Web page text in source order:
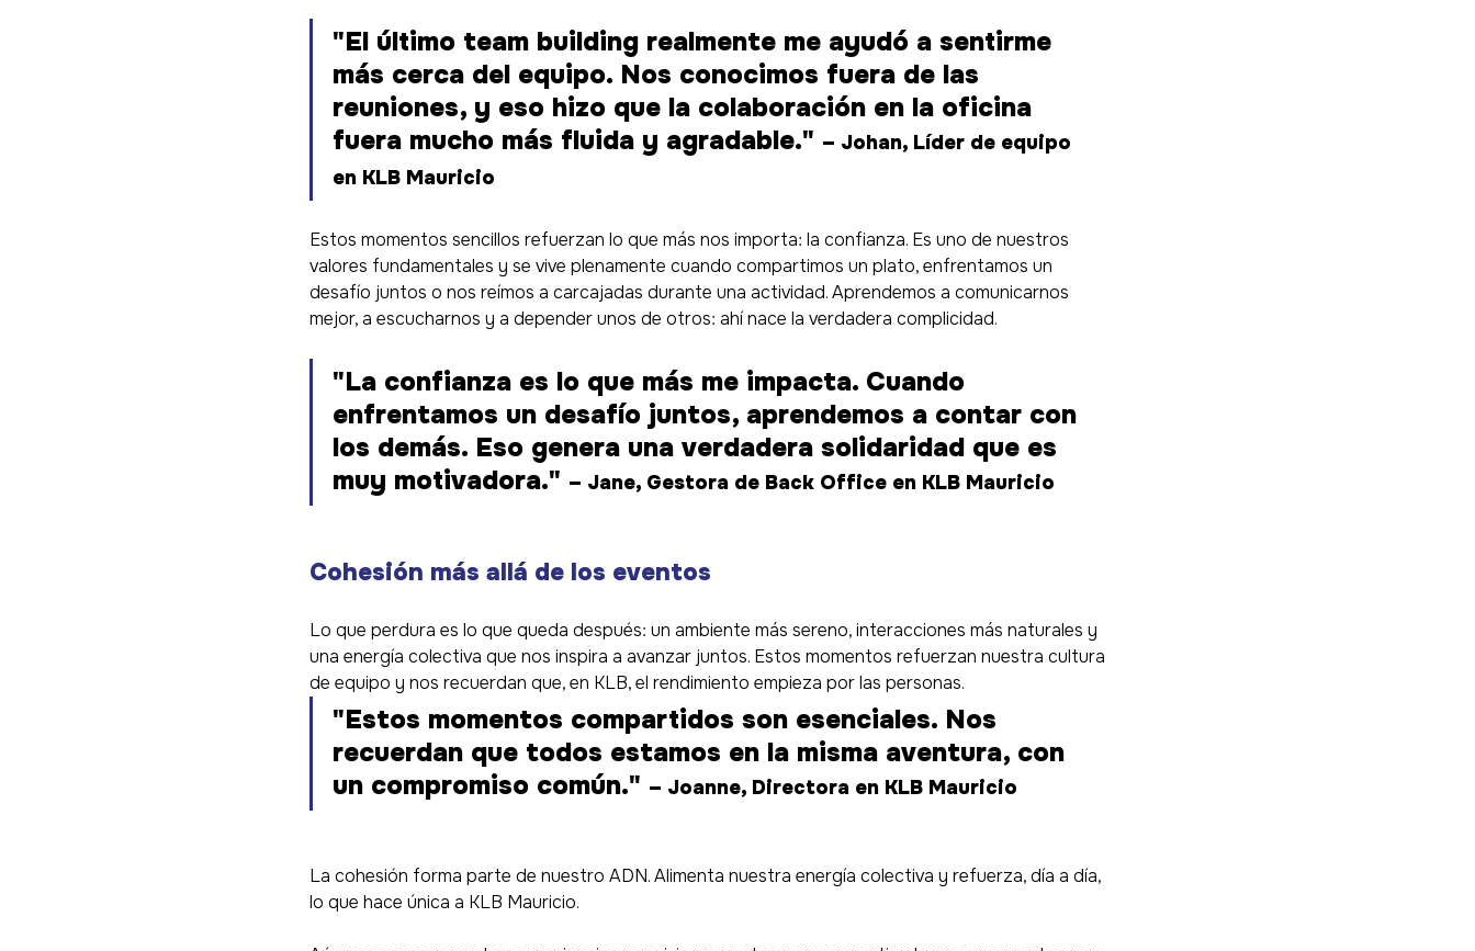
"El último team building realmente me ayudó a sentirme
más cerca del equipo. Nos conocimos fuera de las
reuniones, y eso hizo que la colaboración en la oficina
fuera mucho más fluida y agradable." – Johan, Líder de equipo
en KLB Mauricio
Estos momentos sencillos refuerzan lo que más nos importa: la confianza. Es uno de nuestros
valores fundamentales y se vive plenamente cuando compartimos un plato, enfrentamos un
desafío juntos o nos reímos a carcajadas durante una actividad. Aprendemos a comunicarnos
mejor, a escucharnos y a depender unos de otros: ahí nace la verdadera complicidad.
"La confianza es lo que más me impacta. Cuando
enfrentamos un desafío juntos, aprendemos a contar con
los demás. Eso genera una verdadera solidaridad que es
muy motivadora." – Jane, Gestora de Back Office en KLB Mauricio
Cohesión más allá de los eventos
Lo que perdura es lo que queda después: un ambiente más sereno, interacciones más naturales y
una energía colectiva que nos inspira a avanzar juntos. Estos momentos refuerzan nuestra cultura
de equipo y nos recuerdan que, en KLB, el rendimiento empieza por las personas.
"Estos momentos compartidos son esenciales. Nos
recuerdan que todos estamos en la misma aventura, con
un compromiso común." – Joanne, Directora en KLB Mauricio
La cohesión forma parte de nuestro ADN. Alimenta nuestra energía colectiva y refuerza, día a día,
lo que hace única a KLB Mauricio.